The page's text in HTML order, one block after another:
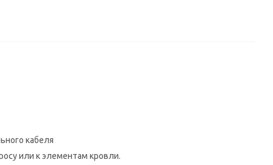
кабеля
или к элементам кровли.